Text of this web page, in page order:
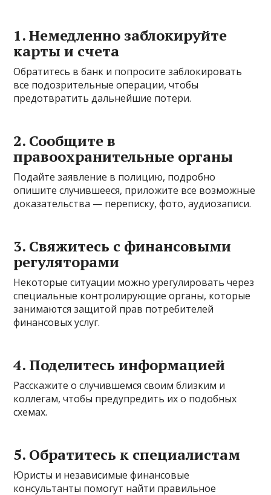
1. Немедленно заблокируйте
карты и счета
Обратитесь в банк и попросите заблокировать
все подозрительные операции, чтобы
предотвратить дальнейшие потери.
2. Сообщите в
правоохранительные органы
Подайте заявление в полицию, подробно
опишите случившееся, приложите все возможные
доказательства — переписку, фото, аудиозаписи.
3. Свяжитесь с финансовыми
регуляторами
Некоторые ситуации можно урегулировать через
специальные контролирующие органы, которые
занимаются защитой прав потребителей
финансовых услуг.
4. Поделитесь информацией
Расскажите о случившемся своим близким и
коллегам, чтобы предупредить их о подобных
схемах.
5. Обратитесь к специалистам
Юристы и независимые финансовые
консультанты помогут найти правильное